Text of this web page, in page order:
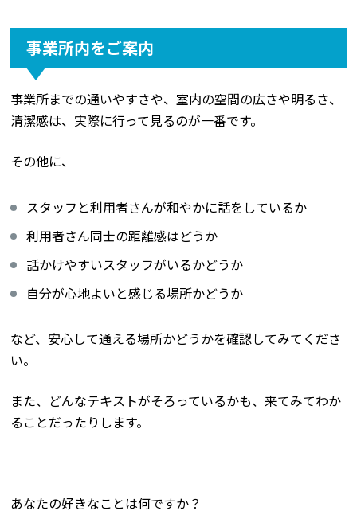
事業所内をご案内
事業所までの通いやすさや、室内の空間の広さや明るさ、
清潔感は、実際に行って見るのが一番です。
その他に、
スタッフと利用者さんが和やかに話をしているか
利用者さん同士の距離感はどうか
話かけやすいスタッフがいるかどうか
自分が心地よいと感じる場所かどうか
など、安心して通える場所かどうかを確認してみてくださ
い。
また、どんなテキストがそろっているかも、来てみてわか
ることだったりします。
あなたの好きなことは何ですか？